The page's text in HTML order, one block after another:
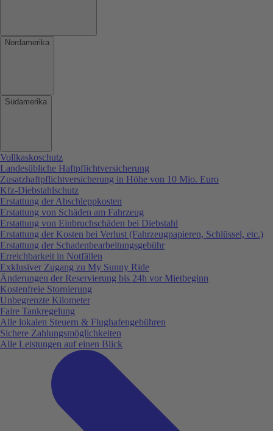
Nordamerika
Südamerika
Vollkaskoschutz
Landesübliche Haftpflichtversicherung
Zusatzhaftpflichtversicherung in Höhe von 10 Mio. Euro
Kfz-Diebstahlschutz
Erstattung der Abschleppkosten
Erstattung von Schäden am Fahrzeug
Erstattung von Einbruchschäden bei Diebstahl
Erstattung der Kosten bei Verlust (Fahrzeugpapieren, Schlüssel, etc.)
Erstattung der Schadenbearbeitungsgebühr
Erreichbarkeit in Notfällen
Exklusiver Zugang zu My Sunny Ride
Änderungen der Reservierung bis 24h vor Mietbeginn
Kostenfreie Stornierung
Unbegrenzte Kilometer
Faire Tankregelung
Alle lokalen Steuern & Flughafengebühren
Sichere Zahlungsmöglichkeiten
Alle Leistungen auf einen Blick